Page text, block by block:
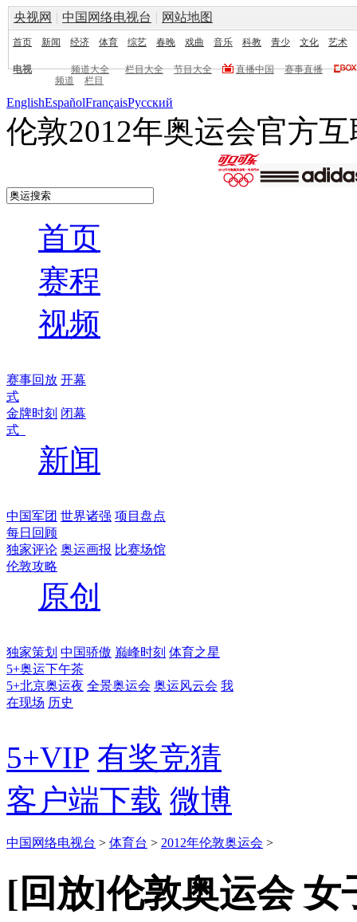
央视网 | 中国网络电视台 | 网站地图
首页 新闻 经济 体育 综艺 春晚 戏曲 音乐 科教 青少 文化 艺术
电视 频道大全 栏目大全 节目大全 直播中国
赛事直播
频道
栏目
EnglishEspañolFrançaisPусский
伦敦2012年奥运会官方
首页
赛程
视频
赛事回放 开幕
式
金牌时刻 闭幕
式
新闻
中国军团 世界诸强 项目盘点
每日回顾
独家评论 奥运画报 比赛场馆
伦敦攻略
原创
独家策划 中国骄傲 巅峰时刻 体育之星
5+奥运下午茶
5+北京奥运夜 全景奥运会 奥运风云会 我
在现场 历史
5+VIP 有奖竞猜
客户端下载 微博
中国网络电视台 > 体育台 > 2012年伦敦奥运会 >
[回放]伦敦奥运会 女